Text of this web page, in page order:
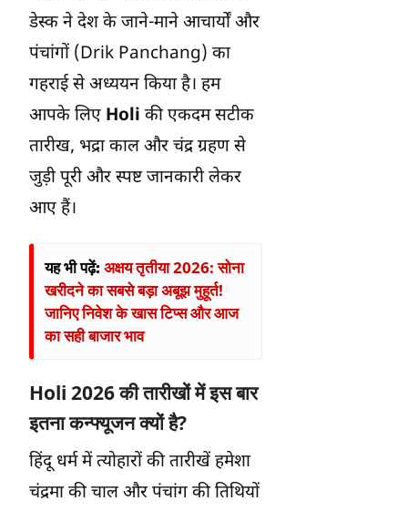
डेस्क ने देश के जाने-माने आचार्यों और
पंचांगों (Drik Panchang) का
गहराई से अध्ययन किया है। हम
आपके लिए Holi की एकदम सटीक
तारीख, भद्रा काल और चंद्र ग्रहण से
जुड़ी पूरी और स्पष्ट जानकारी लेकर
आए हैं।
यह भी पढ़ें:अक्षय तृतीया 2026: सोना
खरीदने का सबसे बड़ा अबूझ मुहूर्त!
जानिए निवेश के खास टिप्स और आज
का सही बाजार भाव
Holi 2026की तारीखों में इस बार
इतना कन्फ्यूजन क्यों है?
हिंदू धर्म में त्योहारों की तारीखें हमेशा
चंद्रमा की चाल और पंचांग की तिथियों